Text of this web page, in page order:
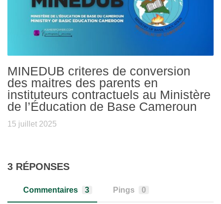
MINEDUB criteres de conversion
des maitres des parents en
instituteurs contractuels au Ministère
de l’Éducation de Base Cameroun
15 juillet 2025
3 RÉPONSES
Commentaires 3 Pings 0